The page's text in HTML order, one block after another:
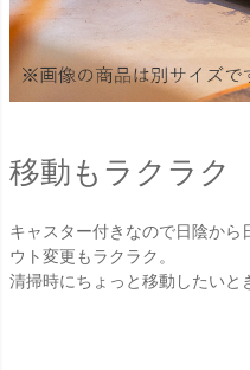
移動もラクラク
キャスター付きなので日陰か
ウト変更もラクラク。
清掃時にちょっと移動したいと